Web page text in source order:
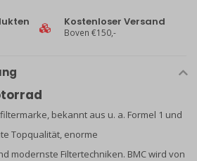
Kostenloser Versand
Boven €150,-
bekannt aus u. a. Formel 1 und
Topqualität, enorme
modernste Filtertechniken. BMC wird von